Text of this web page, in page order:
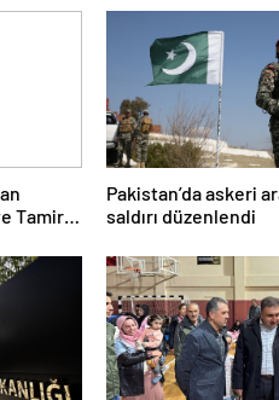
Tamirci
Pakistan’da askeri
saldırı düzenlendi